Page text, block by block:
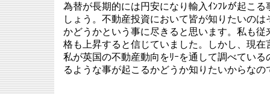
為替が長期的には円安になり輸入ｲﾝﾌﾚが起こ
しょう。不動産投資において皆が知りたいの
かどうかという事に尽きると思います。私も
格も上昇すると信じていました。しかし、現
私が英国の不動産動向をﾘｰを通して調べてい
るような事が起こるかどうか知りたいからなの